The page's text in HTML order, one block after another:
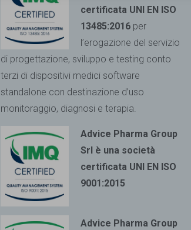
certificata UNI EN ISO
13485:2016per
l’erogazione del servizio
di progettazione, sviluppo e testing conto
terzi di dispositivi medici software
standalone con destinazione d’uso
monitoraggio, diagnosi e terapia.
Advice Pharma Group
Srl è una società
certificata UNI EN ISO
9001:2015
Advice Pharma Group